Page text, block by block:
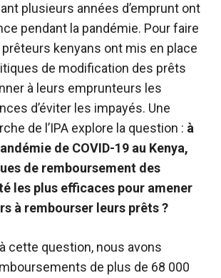
plusieurs années d’emprunt ont
pendant la pandémie. Pour faire
kenyans ont mis en place
de modification des prêts
à leurs emprunteurs les
d’éviter les impayés. Une
de l’IPA explore la question : à
de COVID-19 au Kenya,
de remboursement des
les plus efficaces pour amener
à rembourser leurs prêts ?
cette question, nous avons
de plus de 68 000